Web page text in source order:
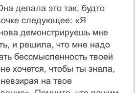
делала это так, будто
следующее: «Я
демонстрируешь мне
и решила, что мне надо
бессмысленность твоей
хочется, чтобы ты знала,
на твое